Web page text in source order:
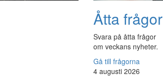
Åtta frågor
Svara på åtta frågor
om veckans nyheter.
Gå till frågorna
4 augusti 2026